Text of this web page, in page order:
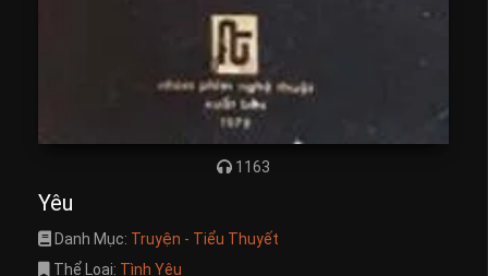
1163
Yêu
Danh Mục: Truyện - Tiểu Thuyết
Thể Loại: Tình Yêu